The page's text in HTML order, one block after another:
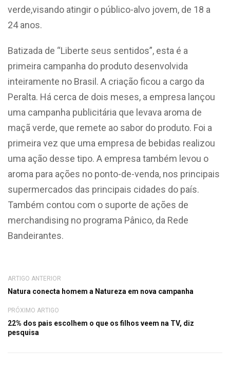
verde,visando atingir o público-alvo jovem, de 18 a
24 anos.
Batizada de “Liberte seus sentidos”, esta é a
primeira campanha do produto desenvolvida
inteiramente no Brasil. A criação ficou a cargo da
Peralta. Há cerca de dois meses, a empresa lançou
uma campanha publicitária que levava aroma de
maçã verde, que remete ao sabor do produto. Foi a
primeira vez que uma empresa de bebidas realizou
uma ação desse tipo. A empresa também levou o
aroma para ações no ponto-de-venda, nos principais
supermercados das principais cidades do país.
Também contou com o suporte de ações de
merchandising no programa Pânico, da Rede
Bandeirantes.
ARTIGO ANTERIOR
Natura conecta homem a Natureza em nova campanha
PRÓXIMO ARTIGO
22% dos pais escolhem o que os filhos veem na TV, diz
pesquisa